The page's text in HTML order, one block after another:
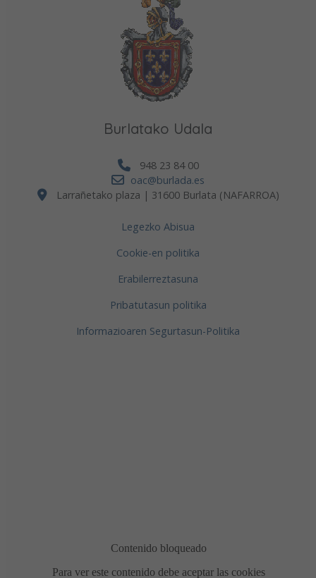
Burlatako Udala
948 23 84 00
oac@burlada.es
Larrañetako plaza | 31600 Burlata (NAFARROA)
Legezko Abisua
Cookie-en politika
Erabilerreztasuna
Pribatutasun politika
Informazioaren Segurtasun-Politika